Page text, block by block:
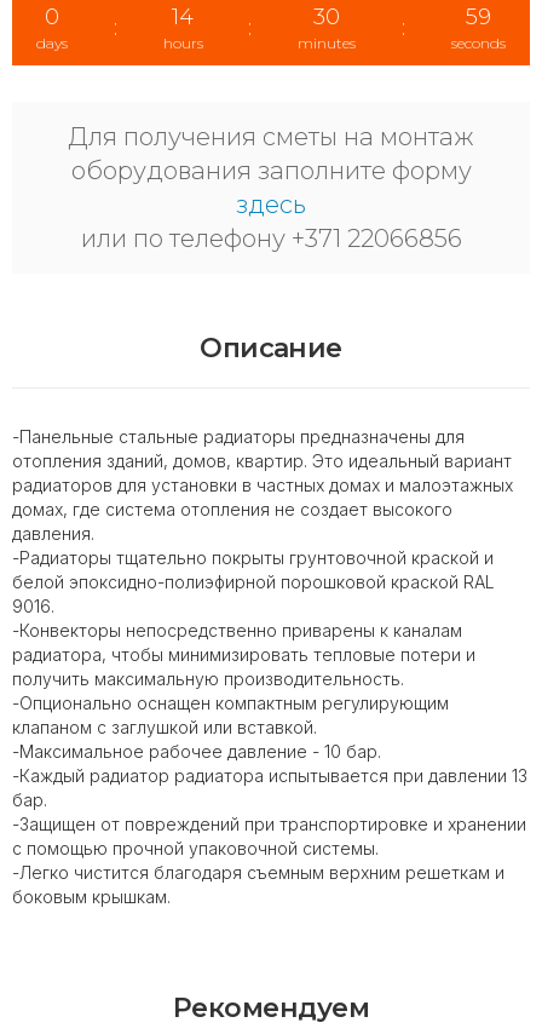
0
days
: 14
hours
: 30
minutes
: 59
seconds
Для получения сметы на монтаж
оборудования заполните форму
здесь
или по телефону +371 22066856
Описание
-Панельные стальные радиаторы предназначены для
отопления зданий, домов, квартир. Это идеальный вариант
радиаторов для установки в частных домах и малоэтажных
домах, где система отопления не создает высокого
давления.
-Радиаторы тщательно покрыты грунтовочной краской и
белой эпоксидно-полиэфирной порошковой краской RAL
9016.
-Конвекторы непосредственно приварены к каналам
радиатора, чтобы минимизировать тепловые потери и
получить максимальную производительность.
-Опционально оснащен компактным регулирующим
клапаном с заглушкой или вставкой.
-Максимальное рабочее давление - 10 бар.
-Каждый радиатор радиатора испытывается при давлении 13
бар.
-Защищен от повреждений при транспортировке и хранении
с помощью прочной упаковочной системы.
-Легко чистится благодаря съемным верхним решеткам и
боковым крышкам.
Рекомендуем